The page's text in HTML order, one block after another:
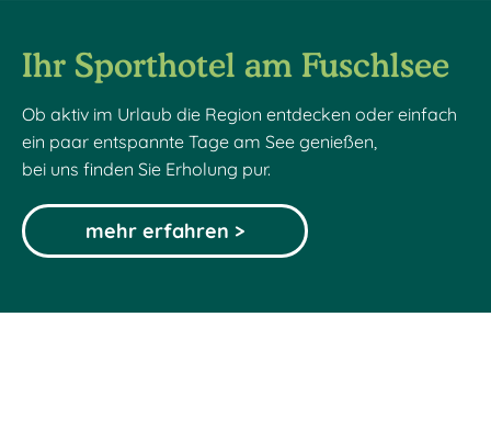
Ihr Sporthotel am Fuschlsee
Ob aktiv im Urlaub die Region entdecken oder einfach
ein paar entspannte Tage am See genießen,
bei uns finden Sie Erholung pur.
mehr erfahren >